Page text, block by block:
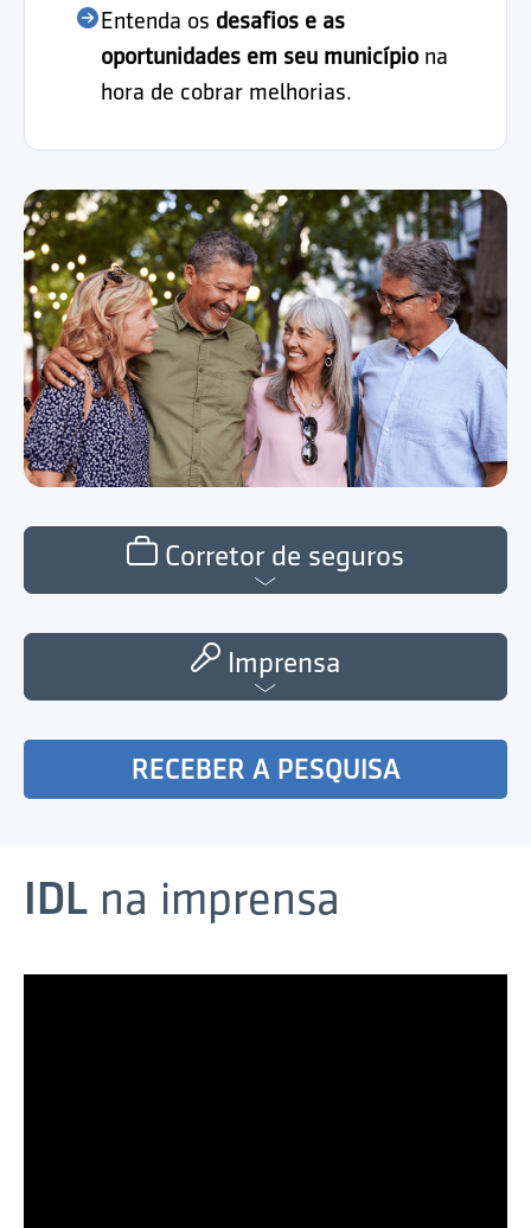
Corretor de seguros
Imprensa
Entenda os desafios e as
oportunidades em seu município na
hora de cobrar melhorias.
RECEBER A PESQUISA
IDL na imprensa